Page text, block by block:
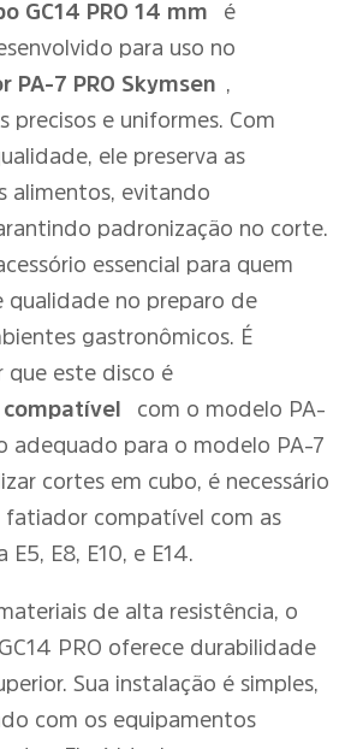
GC14 PRO 14 mm
é
para uso no
PA-7 PRO Skymsen ,
precisos e uniformes. Com
ele preserva as
alimentos, evitando
padronização no corte.
essencial para quem
qualidade no preparo de
gastronômicos. É
este disco é
com o modelo PA-
adequado para o modelo PA-7
cortes em cubo, é necessário
fatiador compatível com as
E5, E8, E10, e E14.
de alta resistência, o
PRO oferece durabilidade
Sua instalação é simples,
com os equipamentos